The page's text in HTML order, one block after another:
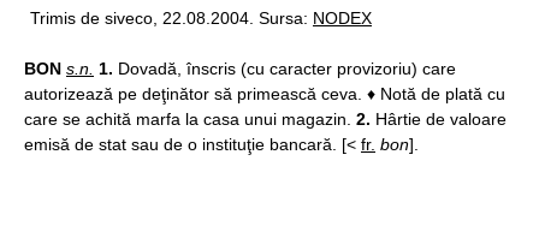
Trimis de siveco, 22.08.2004. Sursa: NODEX
BON s.n. 1. Dovadă, înscris (cu caracter provizoriu) care
autorizează pe deţinător să primească ceva. ♦ Notă de plată cu
care se achită marfa la casa unui magazin. 2. Hârtie de valoare
emisă de stat sau de o instituţie bancară. [< fr. bon].